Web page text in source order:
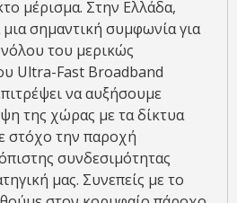
μέρισμα. Στην Ελλάδα,
σημαντική συμφωνία για
του μερικώς
Ultra-Fast Broadband
να αυξήσουμε
της χώρας με τα δίκτυα
στόχο την παροχή
συνδεσιμότητας
μας. Συνεπείς με το